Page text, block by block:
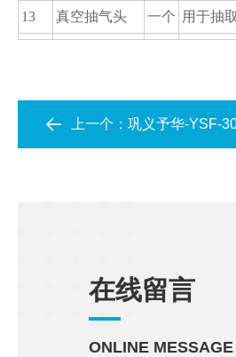
13 真空抽气头 一个 用于抽
上一个： 巩义予华-YSF-
在线留言
ONLINE MESSAGE